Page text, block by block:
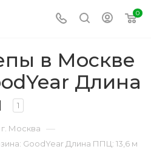
0
в Москве
Длина
1
Москва —
GoodYear Длина ППЦ: 13,6 м